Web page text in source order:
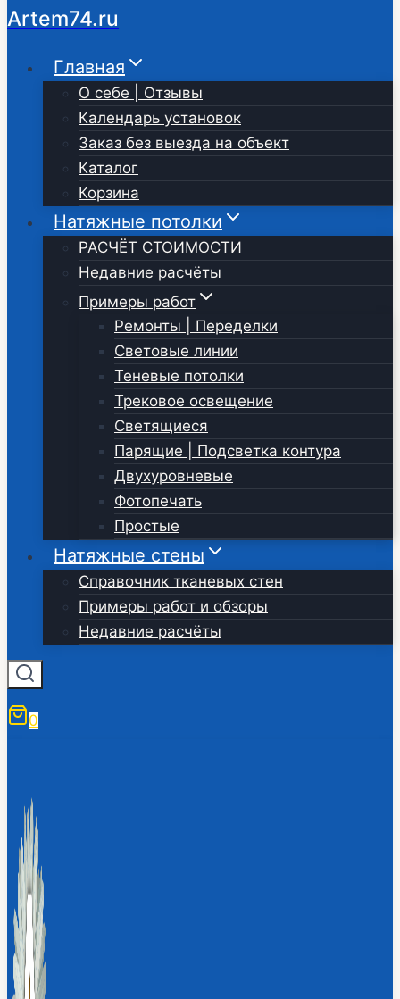
Artem74.ru
Главная
О себе | Отзывы
Календарь установок
Заказ без выезда на объект
Каталог
Корзина
Натяжные потолки
РАСЧЁТ СТОИМОСТИ
Недавние расчёты
Примеры работ
Ремонты | Переделки
Световые линии
Теневые потолки
Трековое освещение
Светящиеся
Парящие | Подсветка контура
Двухуровневые
Фотопечать
Простые
Натяжные стены
Справочник тканевых стен
Примеры работ и обзоры
Недавние расчёты
0